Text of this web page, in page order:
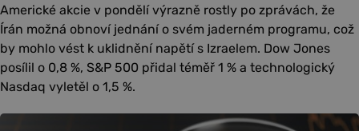
Americké akcie v pondělí výrazně rostly po zprávách, že
Írán možná obnoví jednání o svém jaderném programu, což
by mohlo vést k uklidnění napětí s Izraelem. Dow Jones
posílil o 0,8 %, S&P 500 přidal téměř 1 % a technologický
Nasdaq vyletěl o 1,5 %.